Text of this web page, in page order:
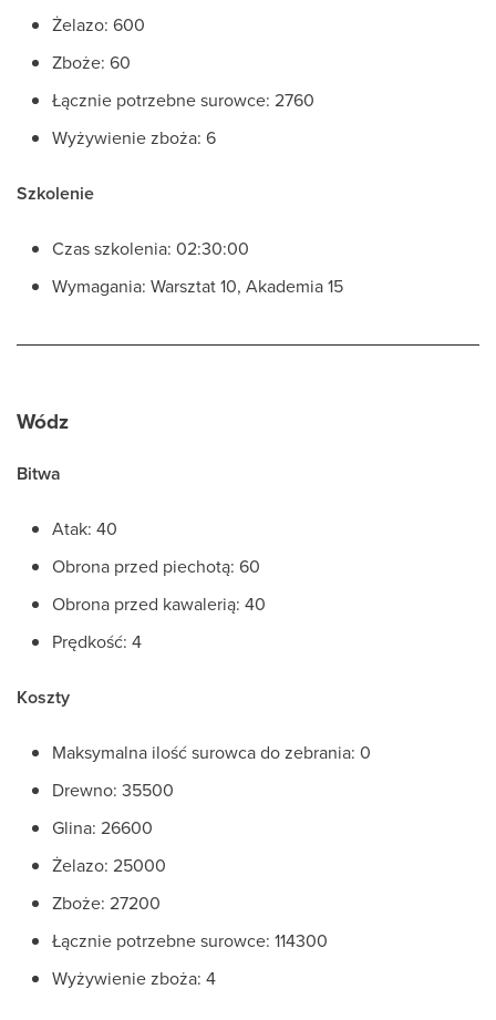
Żelazo: 600
Zboże: 60
Łącznie potrzebne surowce: 2760
Wyżywienie zboża: 6
Szkolenie
Czas szkolenia: 02:30:00
Wymagania: Warsztat 10, Akademia 15
Wódz
Bitwa
Atak: 40
Obrona przed piechotą: 60
Obrona przed kawalerią: 40
Prędkość: 4
Koszty
Maksymalna ilość surowca do zebrania: 0
Drewno: 35500
Glina: 26600
Żelazo: 25000
Zboże: 27200
Łącznie potrzebne surowce: 114300
Wyżywienie zboża: 4